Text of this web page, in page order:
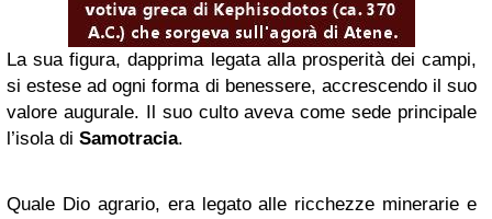
La sua figura, dapprima legata alla prosperità dei campi,
si estese ad ogni forma di benessere, accrescendo il suo
valore augurale. Il suo culto aveva come sede principale
l’isola di Samotracia.
Quale Dio agrario, era legato alle ricchezze minerarie e